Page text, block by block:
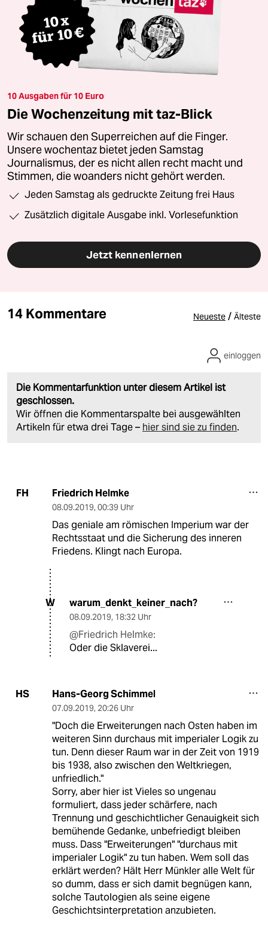
10 Ausgaben für 10 Euro
Die Wochenzeitung mit taz-Blick
Wir schauen den Superreichen auf die Finger.
Unsere wochentaz bietet jeden Samstag
Journalismus, der es nicht allen recht macht und
Stimmen, die woanders nicht gehört werden.
Jeden Samstag als gedruckte Zeitung frei Haus
Zusätzlich digitale Ausgabe inkl. Vorlesefunktion
Jetzt kennenlernen
14 Kommentare Neueste / Älteste
Die Kommentarfunktion unter diesem Artikel ist
geschlossen.
Wir öffnen die Kommentarspalte bei ausgewählten
Artikeln für etwa drei Tage – hier sind sie zu finden.
einloggen
FH Friedrich Helmke
08.09.2019, 00:39 Uhr
Das geniale am römischen Imperium war der
Rechtsstaat und die Sicherung des inneren
Friedens. Klingt nach Europa.
W warum_denkt_keiner_nach?
08.09.2019, 18:32 Uhr
@Friedrich Helmke:
Oder die Sklaverei...
HS Hans-Georg Schimmel
07.09.2019, 20:26 Uhr
"Doch die Erweiterungen nach Osten haben im
weiteren Sinn durchaus mit imperialer Logik zu
tun. Denn dieser Raum war in der Zeit von 1919
bis 1938, also zwischen den Weltkriegen,
unfriedlich."
Sorry, aber hier ist Vieles so ungenau
formuliert, dass jeder schärfere, nach
Trennung und geschichtlicher Genauigkeit sich
bemühende Gedanke, unbefriedigt bleiben
muss. Dass "Erweiterungen" "durchaus mit
imperialer Logik" zu tun haben. Wem soll das
erklärt werden? Hält Herr Münkler alle Welt für
so dumm, dass er sich damit begnügen kann,
solche Tautologien als seine eigene
Geschichtsinterpretation anzubieten.